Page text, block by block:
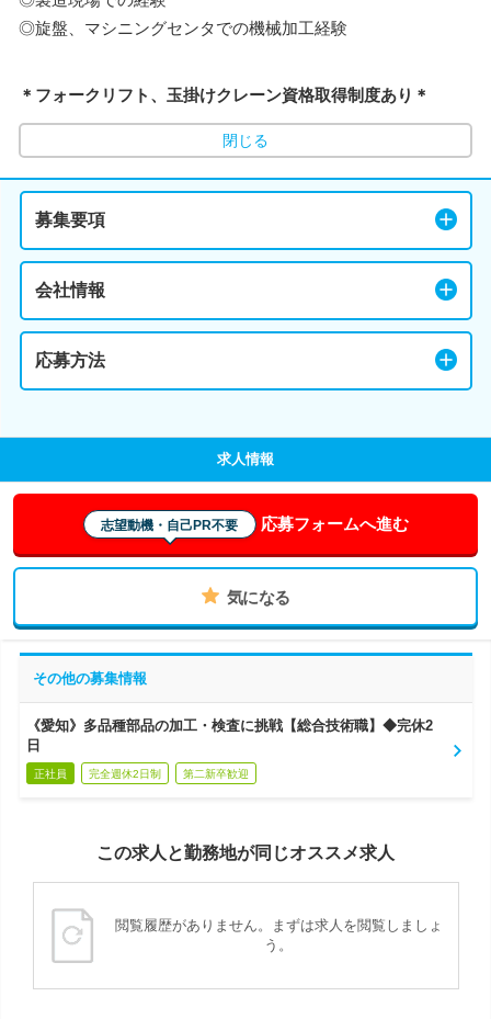
◎旋盤、マシニングセンタでの機械加工経験
＊フォークリフト、玉掛けクレーン資格取得制度あり＊
閉じる
募集要項
会社情報
応募方法
求人情報
志望動機・自己PR不要 応募フォームへ進む
気になる
その他の募集情報
《愛知》多品種部品の加工・検査に挑戦【総合技術職】◆完休2
日
正社員 完全週休2日制 第二新卒歓迎
この求人と勤務地が同じオススメ求人
閲覧履歴がありません。まずは求人を閲覧しましょ
う。